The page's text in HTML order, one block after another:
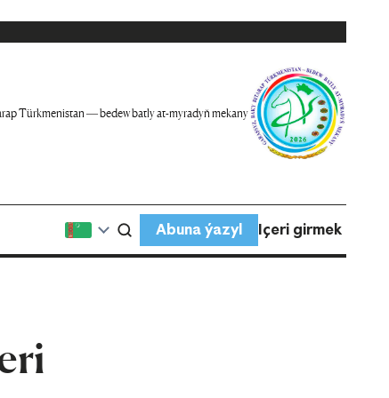
Türkmenistan — bedew batly at-myradyň mekany
Abuna ýazyl Içeri girmek